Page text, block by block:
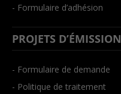
- Formulaire d’adhésion
PROJETS D’ÉMISSION
- Formulaire de demande
- Politique de traitement